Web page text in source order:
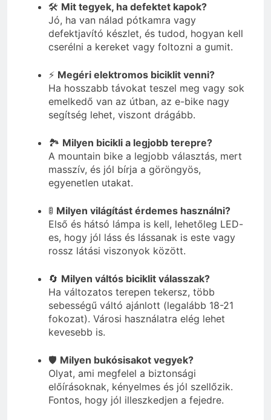
🛠️ Mit tegyek, ha defektet kapok?
Jó, ha van nálad pótkamra vagy
defektjavító készlet, és tudod, hogyan kell
cserélni a kereket vagy foltozni a gumit.
⚡ Megéri elektromos biciklit venni?
Ha hosszabb távokat teszel meg vagy sok
emelkedő van az útban, az e-bike nagy
segítség lehet, viszont drágább.
🏞️ Milyen bicikli a legjobb terepre?
A mountain bike a legjobb választás, mert
masszív, és jól bírja a göröngyös,
egyenetlen utakat.
🚦 Milyen világítást érdemes használni?
Első és hátsó lámpa is kell, lehetőleg LED-
es, hogy jól láss és lássanak is este vagy
rossz látási viszonyok között.
🔄 Milyen váltós biciklit válasszak?
Ha változatos terepen tekersz, több
sebességű váltó ajánlott (legalább 18-21
fokozat). Városi használatra elég lehet
kevesebb is.
🛡️ Milyen bukósisakot vegyek?
Olyat, ami megfelel a biztonsági
előírásoknak, kényelmes és jól szellőzik.
Fontos, hogy jól illeszkedjen a fejedre.